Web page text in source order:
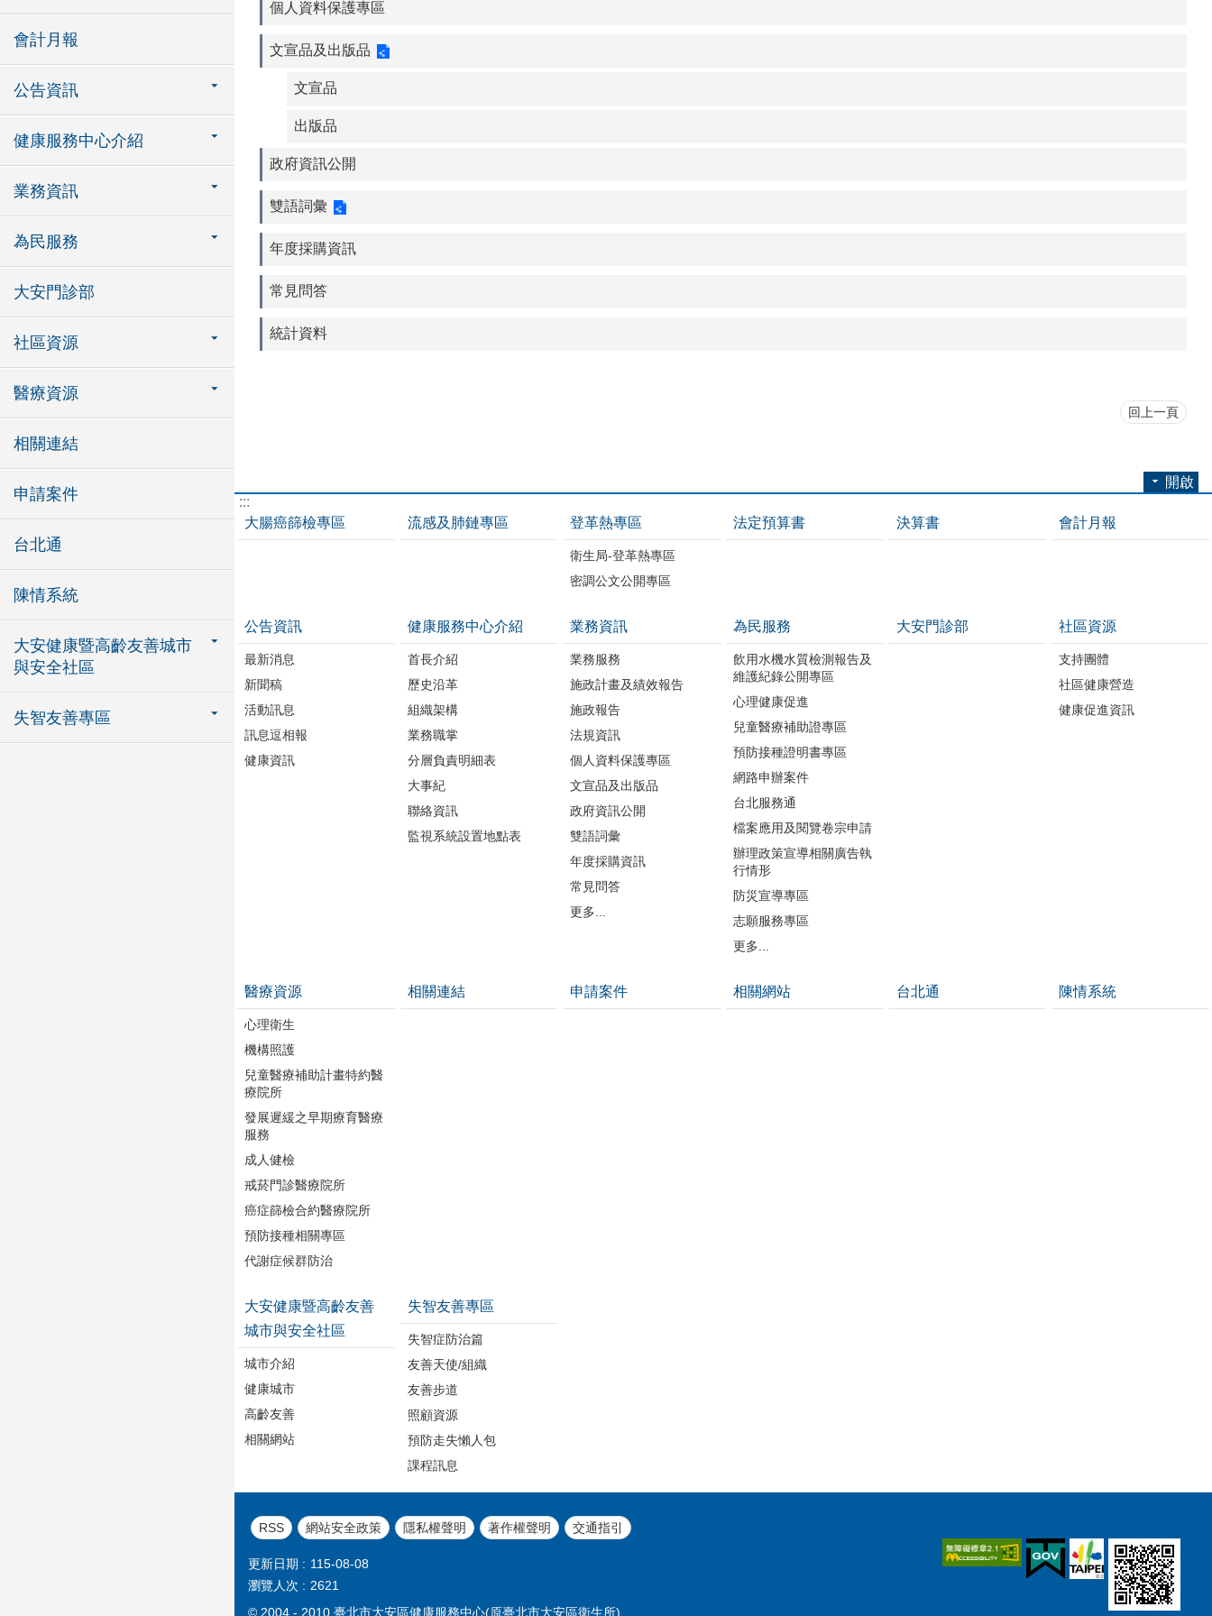
會計月報
公告資訊
健康服務中心介紹
業務資訊
為民服務
大安門診部
社區資源
醫療資源
相關連結
申請案件
台北通
陳情系統
大安健康暨高齡友善城市
與安全社區
失智友善專區
個人資料保護專區
文宣品及出版品
文宣品
出版品
政府資訊公開
雙語詞彙
年度採購資訊
常見問答
統計資料
回上一頁
開啟
:::
大腸癌篩檢專區
流感及肺鏈專區 登革熱專區
衛生局-登革熱專區
密調公文公開專區
法定預算書 決算書 會計月報
公告資訊
最新消息
新聞稿
活動訊息
訊息逗相報
健康資訊
健康服務中心介紹
首長介紹
歷史沿革
組織架構
業務職掌
分層負責明細表
大事紀
聯絡資訊
監視系統設置地點表
業務資訊
業務服務
施政計畫及績效報告
施政報告
法規資訊
個人資料保護專區
文宣品及出版品
政府資訊公開
雙語詞彙
年度採購資訊
常見問答
更多...
為民服務
飲用水機水質檢測報告及
維護紀錄公開專區
心理健康促進
兒童醫療補助證專區
預防接種證明書專區
網路申辦案件
台北服務通
檔案應用及閱覽卷宗申請
辦理政策宣導相關廣告執
行情形
防災宣導專區
志願服務專區
更多...
大安門診部 社區資源
支持團體
社區健康營造
健康促進資訊
醫療資源
心理衛生
機構照護
兒童醫療補助計畫特約醫
療院所
發展遲緩之早期療育醫療
服務
成人健檢
戒菸門診醫療院所
癌症篩檢合約醫療院所
預防接種相關專區
代謝症候群防治
相關連結 申請案件 相關網站 台北通 陳情系統
大安健康暨高齡友善
城市與安全社區
城市介紹
健康城市
高齡友善
相關網站
失智友善專區
失智症防治篇
友善天使/組織
友善步道
照顧資源
預防走失懶人包
課程訊息
RSS 網站安全政策 隱私權聲明 著作權聲明 交通指引
更新日期
115-08-08
瀏覽人次
2621
© 2004 - 2010 臺北市大安區健康服務中心(原臺北市大安區衛生所)